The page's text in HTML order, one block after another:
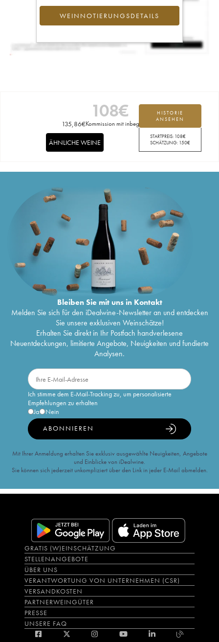
WEINNOTIERUNGSDETAILS
108€
135,86€Kommission mit inbegriffen
HISTORIE
ANSEHEN
STARTPREIS: 108€
SCHÄTZUNG: 150€
ÄHNLICHE WEINE
Bleiben Sie mit uns in Kontakt
Melden Sie sich für den iDealwine-Newsletter an und entdecken
Sie unsere exklusiven Weinschätze!
Erhalten Sie direkt in Ihr Postfach handverlesene
Neuentdeckungen, limitierte Angebote, Neuigkeiten und fundierte
Analysen.
Ich stimme dem E-Mail-Tracking zu, um personalisierte
Empfehlungen zu erhalten
Ja
Nein
ABONNIEREN
Mit Ihrer Anmeldung erhalten Sie exklusiv ausgewählte Neuigkeiten, Angebote
und Einblicke von iDealwine.
Sie können sich jederzeit unkompliziert über den Link in jeder E-Mail abmelden.
GRATIS (W)EINSCHÄTZUNG
STELLENANGEBOTE
ÜBER UNS
VERANTWORTUNG VON UNTERNEHMEN (CSR)
VERSANDKOSTEN
PARTNERWEINGÜTER
PRESSE
UNSERE FAQ